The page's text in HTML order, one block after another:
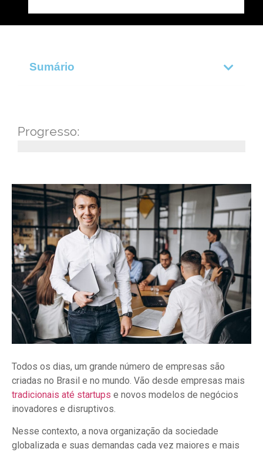
Sumário
Progresso:
Todos os dias, um grande número de empresas são
criadas no Brasil e no mundo. Vão desde empresas mais
tradicionais até startups e novos modelos de negócios
inovadores e disruptivos.
Nesse contexto, a nova organização da sociedade
globalizada e suas demandas cada vez maiores e mais